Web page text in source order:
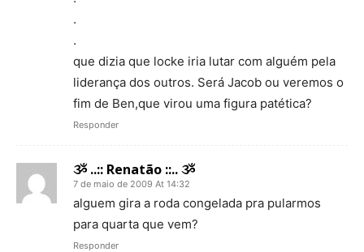
.
.
que dizia que locke iria lutar com alguém pela
liderança dos outros. Será Jacob ou veremos o
fim de Ben,que virou uma figura patética?
Responder
ૐ ..:: Renatão ::.. ૐ
7 de maio de 2009 At 14:32
alguem gira a roda congelada pra pularmos
para quarta que vem?
Responder